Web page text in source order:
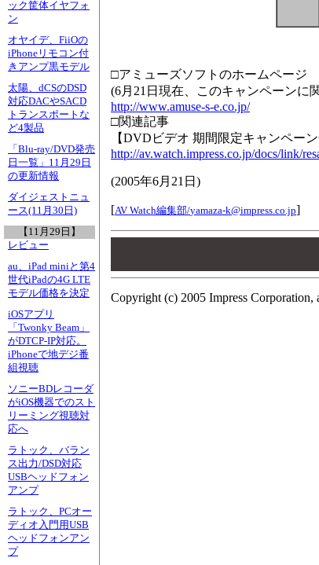
ック筐体イヤフォ
ン
オヤイデ、FiiOの
iPhoneリモコン付
きアンプ黒モデル
太陽、dCSのDSD
対応DACやSACD
トランスポートな
ど4製品
「Blu-ray/DVD発売
日一覧」11月29日
の更新情報
ダイジェストニュ
ース(11月30日)
【11月29日】
レビュー
au、iPad miniと第4
世代iPadの4G LTE
モデル価格を決定
iOSアプリ
「Twonky Beam」
がDTCP-IP対応。
iPhoneで地デジ番
組視聴
ソニーBDレコーダ
がiOS機器でのスト
リーミング視聴対
応へ
ラトック、バラン
ス出力/DSD対応
USBヘッドフォン
アンプ
ラトック、PCオー
ディオ入門用USB
ヘッドフォンアン
プ
□アミューズソフトのホームページ
(6月21日現在、このキャンペーンに
http://www.amuse-s-e.co.jp/
□関連記事
【DVDビデオ 期間限定キャンペーン
http://av.watch.impress.co.jp/docs/link/
(2005年6月21日 )
[AV Watch編集部/yamaza-k@impress.co.jp]
Copyright (c) 2005 Impress Corporation,